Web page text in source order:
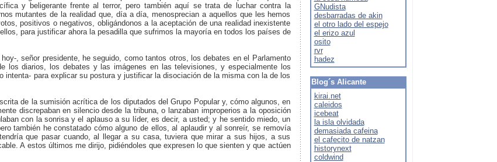
y beligerante frente al terror, pero también aquí se trata de luchar contra la
mutantes de la realidad que, día a día, menosprecian a aquellos que les hemos
positivos o negativos, obligándonos a la aceptación de una realidad inexistente
para justificar ahora la pesadilla que sufrimos la mayoría en todos los países de
, señor presidente, he seguido, como tantos otros, los debates en el Parlamento
los diarios, los debates y las imágenes en las televisiones, y especialmente los
para explicar su postura y justificar la disociación de la misma con la de los
de la sumisión acrítica de los diputados del Grupo Popular y, cómo algunos, en
discrepaban en silencio desde la tribuna, o lanzaban improperios a la oposición
con la sonrisa y el aplauso a su líder, es decir, a usted; y he sentido miedo, un
también he constatado cómo alguno de ellos, al aplaudir y al sonreír, se removía
que pasar cuando, al llegar a su casa, tuviera que mirar a sus hijos, a sus
A estos últimos me dirijo, pidiéndoles que expresen lo que sienten y que actúen
GNudista
desbarradas de akin
el otro lado del espejo
el erizo azul
osito
rvr
hadez
Blog´s Alicante
kirai.net
caleidos
icebeat
la isla olvidada
demasiada cafeina
el cafecito de natzan
historynext
coldwind